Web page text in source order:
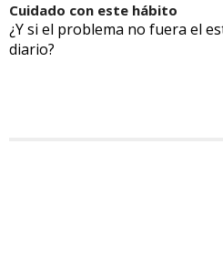
Cuidado con este hábito
¿Y si el problema no fuera el
diario?